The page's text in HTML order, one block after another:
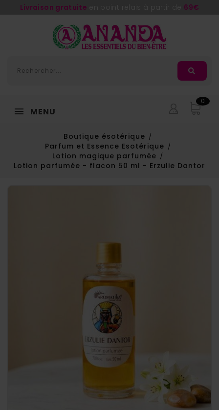
Livraison gratuite 69€
MENU
0
Boutique ésotérique
Parfum et Essence Esotérique
Lotion magique parfumée
Lotion parfumée - flacon 50 ml - Erzulie Dantor